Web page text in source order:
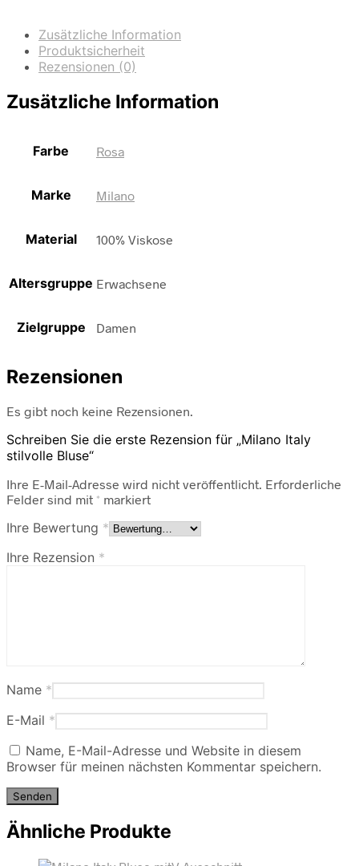
Zusätzliche Information
Produktsicherheit
Rezensionen (0)
Zusätzliche Information
Farbe Rosa
Marke Milano
Material 100% Viskose
Altersgruppe Erwachsene
Zielgruppe Damen
Rezensionen
Es gibt noch keine Rezensionen.
Schreiben Sie die erste Rezension für „Milano Italy
stilvolle Bluse“
Ihre E-Mail-Adresse wird nicht veröffentlicht. Erforderliche
Felder sind mit * markiert
Ihre Bewertung *
Ihre Rezension *
Name *
E-Mail *
Name, E-Mail-Adresse und Website in diesem
Browser für meinen nächsten Kommentar speichern.
Ähnliche Produkte